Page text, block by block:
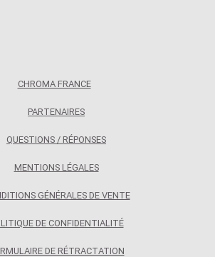
CHROMA FRANCE
PARTENAIRES
QUESTIONS / RÉPONSES
MENTIONS LÉGALES
GÉNÉRALES DE VENTE
DE CONFIDENTIALITÉ
DE RÉTRACTATION